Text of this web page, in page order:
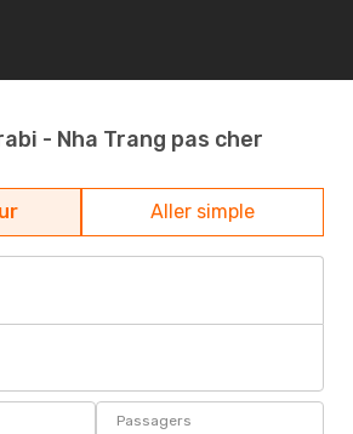
- Nha Trang pas cher
Aller simple
Passagers